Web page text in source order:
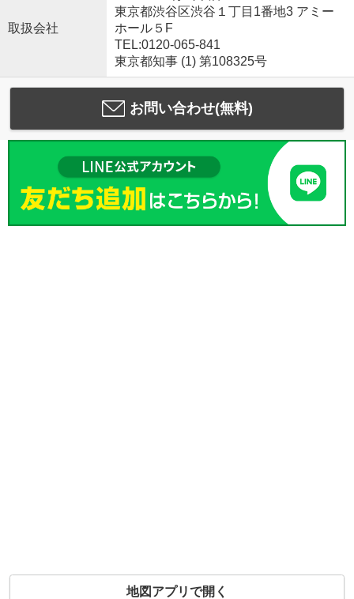
取扱会社
東京都渋谷区渋谷１丁目1番地3 アミー
ホール５F
TEL:0120-065-841
東京都知事 (1) 第108325号
お問い合わせ(無料)
地図アプリで開く